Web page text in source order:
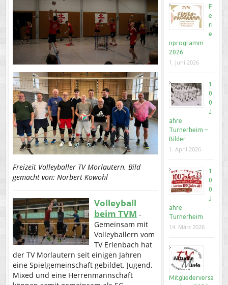
Freizeit Volleyballer TV Morlautern. Bild
gemacht von: Norbert Kowohl
Volleyball
beim TVM -
Gemeinsam mit
Volleyballern vom
TV Erlenbach hat
der TV Morlautern seit einigen Jahren
eine Spielgemeinschaft gebildet. Jugend,
Mixed und eine Herrenmannschaft
F
e
ri
e
nprogramm
2026
1. Juni 2026
1
0
0
J
ahre
Turnerheim –
Bilder
1. April 2026
1
0
0
J
ahre
Turnerheim
14. März 2026
Mitgliederversa